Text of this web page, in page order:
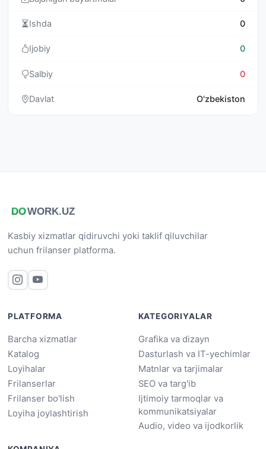
Ishda 0
Ijobiy 0
Salbiy 0
Davlat O'zbekiston
Kasbiy xizmatlar qidiruvchi yoki taklif qiluvchilar
uchun frilanser platforma.
PLATFORMA
Barcha xizmatlar
Katalog
Loyihalar
Frilanserlar
Frilanser bo'lish
Loyiha joylashtirish
KATEGORIYALAR
Grafika va dizayn
Dasturlash va IT-yechimlar
Matnlar va tarjimalar
SEO va targ'ib
Ijtimoiy tarmoqlar va
kommunikatsiyalar
Audio, video va ijodkorlik